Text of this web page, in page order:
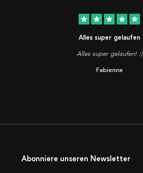
star star star star star
Alles super gelaufen
Alles super gelaufen! :)
Fabienne
Abonniere unseren Newsletter